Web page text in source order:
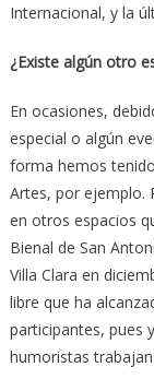
Internacional, y la
¿Existe algún otro
En ocasiones,
especial o algún
forma hemos
Artes, por ejemplo.
en otros espacios
Bienal de San
Villa Clara en
libre que ha
participantes, pues
humoristas